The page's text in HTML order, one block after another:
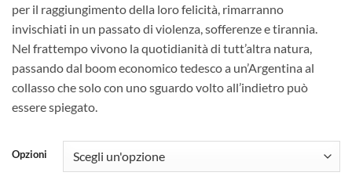
per il raggiungimento della loro felicità, rimarranno
invischiati in un passato di violenza, sofferenze e tirannia.
Nel frattempo vivono la quotidianità di tutt’altra natura,
passando dal boom economico tedesco a un’Argentina al
collasso che solo con uno sguardo volto all’indietro può
essere spiegato.
Opzioni